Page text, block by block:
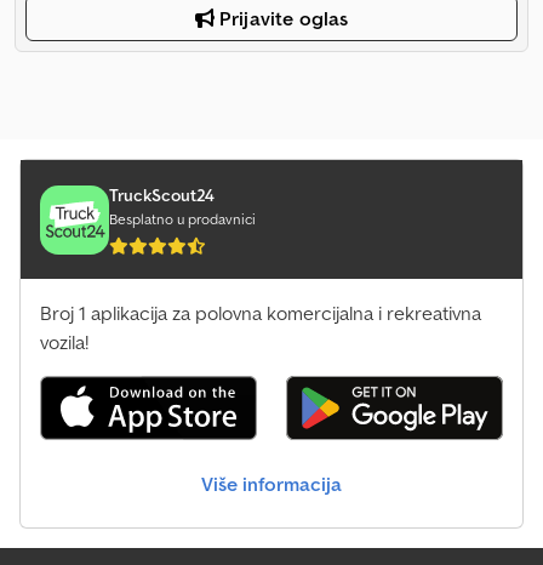
Prijavite oglas
TruckScout24
Besplatno u prodavnici
Broj 1 aplikacija za polovna komercijalna i rekreativna
vozila!
Više informacija